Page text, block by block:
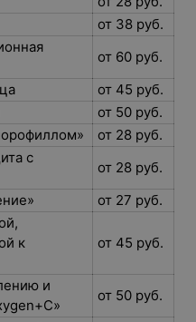
от 38 руб.
от 60 руб.
от 45 руб.
от 50 руб.
от 28 руб.
с
от 28 руб.
от 27 руб.
к
от 45 руб.
и
от 50 руб.